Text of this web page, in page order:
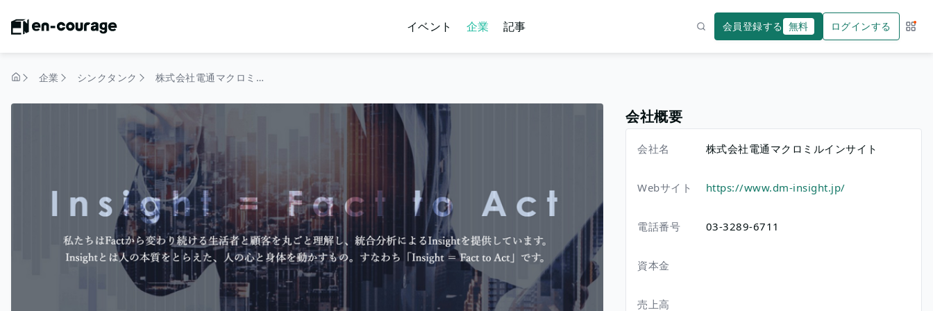
イベント 企業 記事 会員登録する 無料 ログインする サー
企業 シンクタンク 株式会社電通マクロミルインサイト
会社概要
会社名 株式会社電通マクロミルインサイト
Webサイト https://www.dm-insight.jp/
電話番号 03-3289-6711
資本金
売上高